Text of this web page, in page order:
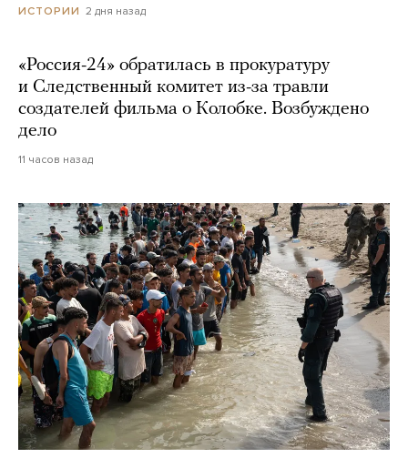
ИСТОРИИ 2 дня назад
«Россия-24» обратилась в прокуратуру
и Следственный комитет из-за травли
создателей фильма о Колобке. Возбуждено
дело
11 часов назад